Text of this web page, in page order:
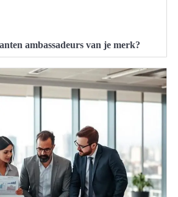
ambassadeurs van je merk?